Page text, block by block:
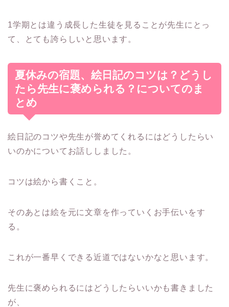
1学期とは違う成長した生徒を見ることが先生にとっ
て、とても誇らしいと思います。
夏休みの宿題、絵日記のコツは？どうし
たら先生に褒められる？についてのま
とめ
絵日記のコツや先生が誉めてくれるにはどうしたらい
いのかについてお話ししました。
コツは絵から書くこと。
そのあとは絵を元に文章を作っていくお手伝いをす
る。
これが一番早くできる近道ではないかなと思います。
先生に褒められるにはどうしたらいいかも書きました
が、